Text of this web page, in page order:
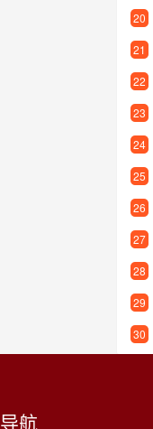
20
21
22
23
24
25
26
27
28
29
30
导航